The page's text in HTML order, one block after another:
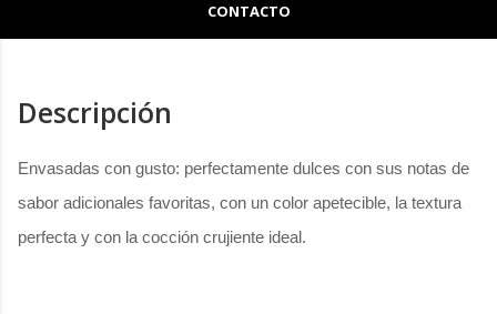
CONTACTO
Descripción
Envasadas con gusto: perfectamente dulces con sus notas de
sabor adicionales favoritas, con un color apetecible, la textura
perfecta y con la cocción crujiente ideal.